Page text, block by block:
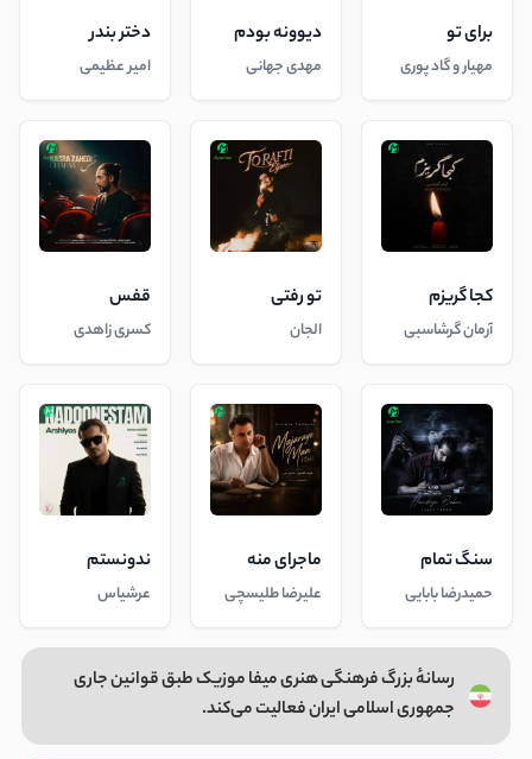
برای تو
مهیار و گاد پوری
دیوونه بودم
مهدی جهانی
دختر بندر
امیر عظیمی
کجا گریزم
آرمان گرشاسبی
تو رفتی
الجان
قفس
کسری زاهدی
سنگ تمام
حمیدرضا بابایی
ماجرای منه
علیرضا طلیسچی
ندونستم
عرشیاس
رسانهٔ بزرگ فرهنگی هنری میفا موزیک طبق قوانین جاری
جمهوری اسلامی ایران فعالیت می‌کند.